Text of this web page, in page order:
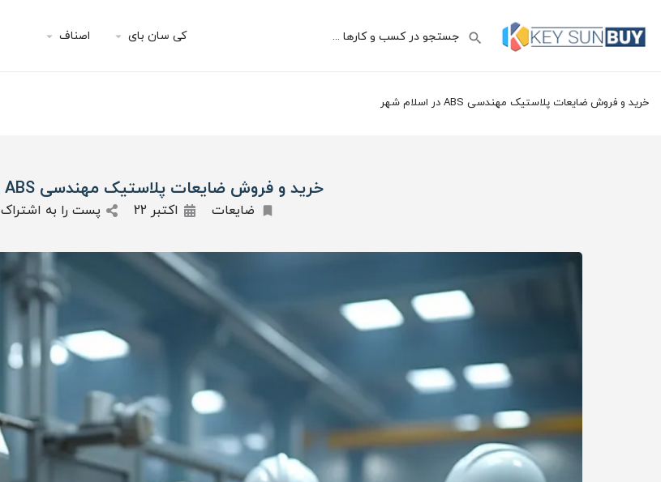
کی سان بای اصناف
خرید و فروش ضایعات پلاستیک مهندسی ABS در اسلام شهر
خرید و فروش ضایعات پلاستیک مهندسی ABS در اسلام شهر
ضایعات اکتبر 22 پست را به اشتراک